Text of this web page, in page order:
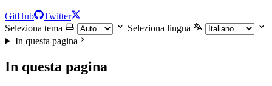
GitHub
Twitter
Seleziona tema
Seleziona lingua
In questa pagina
In questa pagina